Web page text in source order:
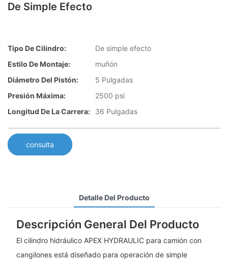
De Simple Efecto
Tipo De Cilindro:
De simple efecto
Estilo De Montaje:
muñón
Diámetro Del Pistón:
5 Pulgadas
Presión Máxima:
2500 psi
Longitud De La Carrera:
36 Pulgadas
consulta
Detalle Del Producto
Descripción General Del Producto
El cilindro hidráulico APEX HYDRAULIC para camión con
cangilones está diseñado para operación de simple